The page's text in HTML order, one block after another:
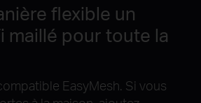
flexible un
maillé pour toute la
EasyMesh. Si vous